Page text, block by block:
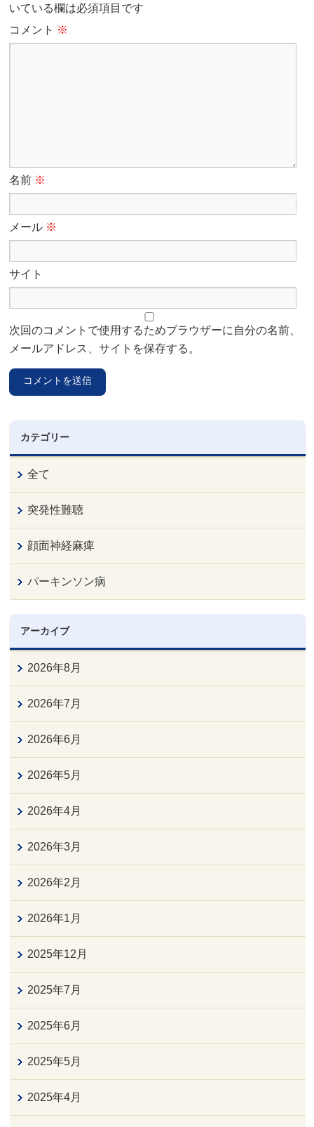
いている欄は必須項目です
コメント ※
名前 ※
メール ※
サイト
次回のコメントで使用するためブラウザーに自分の名前、
メールアドレス、サイトを保存する。
カテゴリー
全て
突発性難聴
顔面神経麻痺
パーキンソン病
アーカイブ
2026年8月
2026年7月
2026年6月
2026年5月
2026年4月
2026年3月
2026年2月
2026年1月
2025年12月
2025年7月
2025年6月
2025年5月
2025年4月